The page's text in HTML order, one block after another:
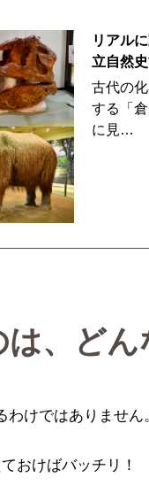
リアル
立自然
古代の
する「
に見…
、どん
わけではありませ
おけばバッチリ！